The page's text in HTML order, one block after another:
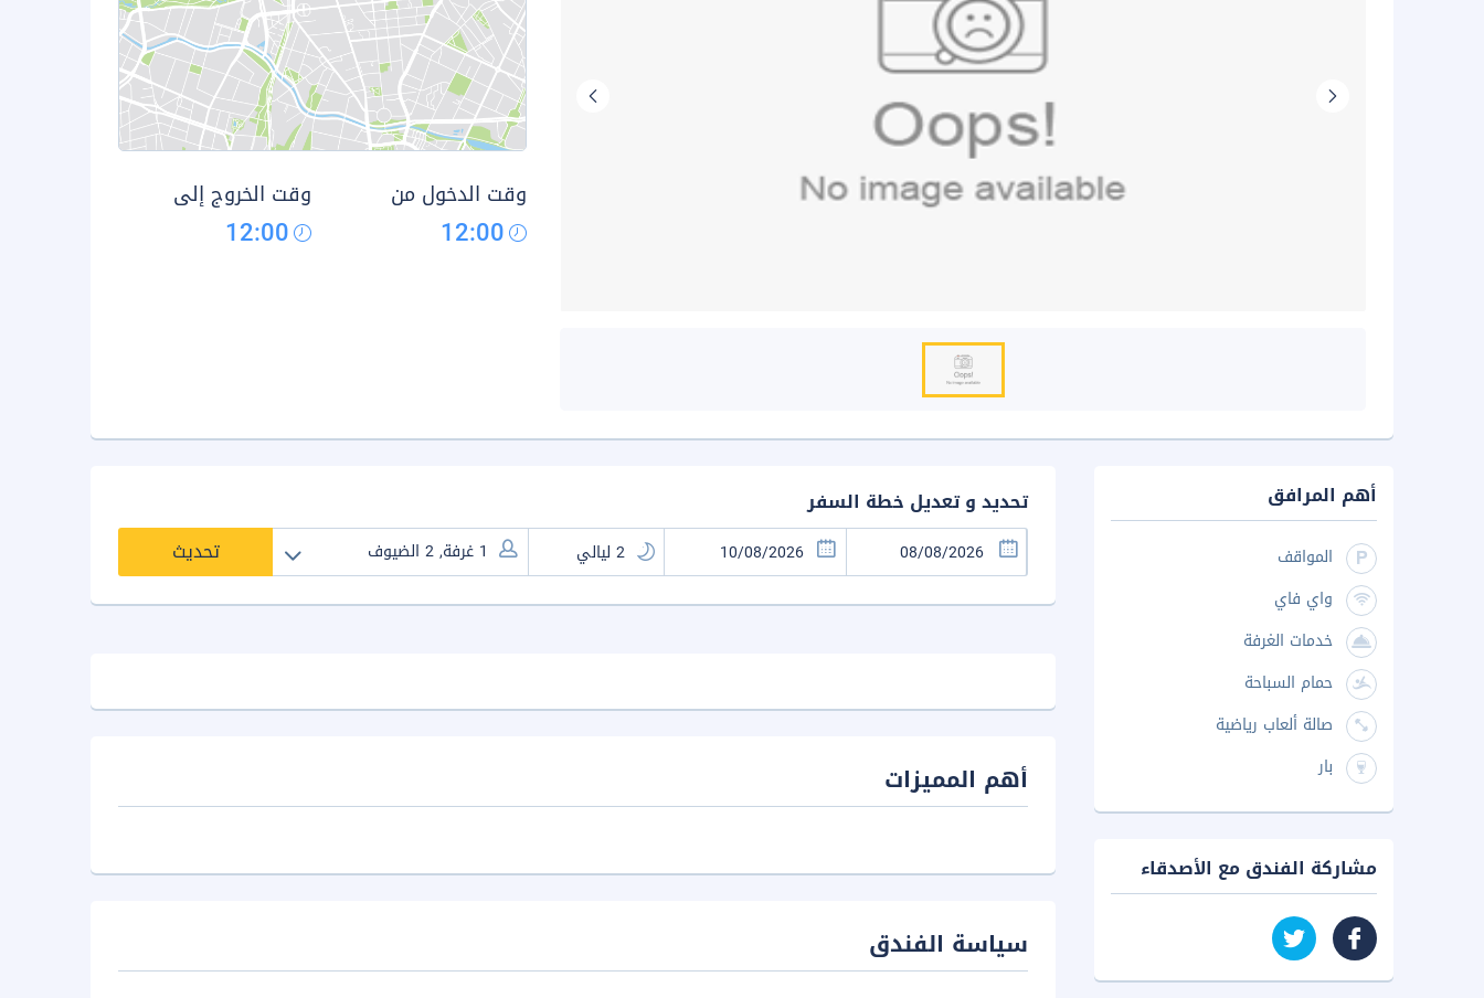
وقت الدخول من
12:00
وقت الخروج إلى
12:00
تحديد و تعديل خطة السفر
تحديث
أهم المميزات
سياسة الفندق
أهم المرافق
المواقف
واي فاي
خدمات الغرفة
حمام السباحة
صالة ألعاب رياضية
بار
مشاركة الفندق مع الأصدقاء